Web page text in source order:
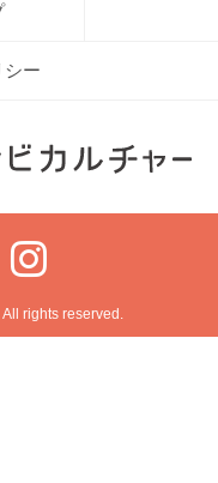
シー
rights reserved.